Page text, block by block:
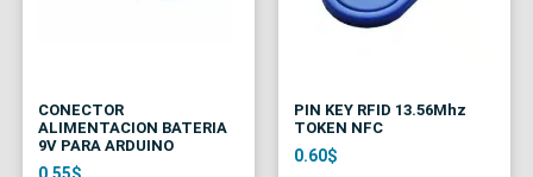
CONECTOR
ALIMENTACION BATERIA
9V PARA ARDUINO
PIN KEY RFID 13.56Mhz
TOKEN NFC
0.60$